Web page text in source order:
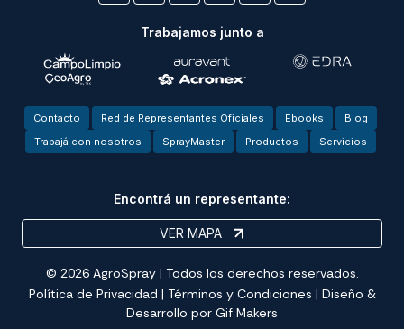
Trabajamos junto a
Contacto Red de Representantes Oficiales Ebooks
Blog
Trabajá con nosotros
SprayMaster Productos Servicios
Encontrá un representante:
VER MAPA
© 2026 AgroSpray | Todos los derechos reservados.
Política de Privacidad | Términos y Condiciones | Diseño &
Desarrollo por Gif Makers